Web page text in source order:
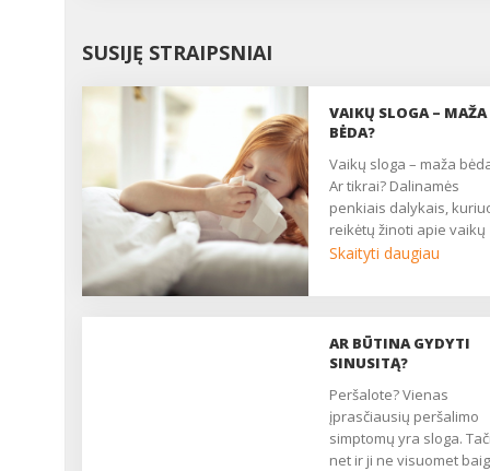
SUSIJĘ STRAIPSNIAI
VAIKŲ SLOGA – MAŽA
BĖDA?
Vaikų sloga – maža bėda?
Ar tikrai? Dalinamės
penkiais dalykais,
reikėtų žinoti apie vaikų
slogą. Galbūt jie padės
pasirodyti iš pirmo
...
Skaityti daugiau
AR BŪTINA GYDYTI
SINUSITĄ?
Peršalote? Vienas
įprasčiausių peršalimo
simptomų yra sloga.
net ir ji ne visuomet